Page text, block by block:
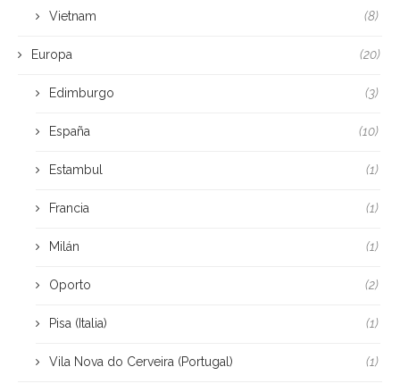
Vietnam (8)
Europa (20)
Edimburgo (3)
España (10)
Estambul (1)
Francia (1)
Milán (1)
Oporto (2)
Pisa (Italia) (1)
Vila Nova do Cerveira (Portugal) (1)